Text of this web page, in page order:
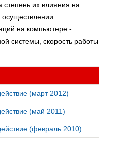
степень их влияния на
на компьютере -
системы, скорость работы
(март 2012)
(май 2011)
(февраль 2010)